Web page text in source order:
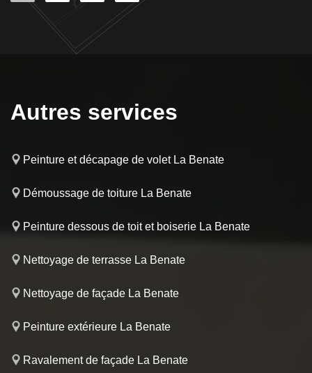
Autres services
Peinture et décapage de volet La Benate
Démoussage de toiture La Benate
Peinture dessous de toit et boiserie La Benate
Nettoyage de terrasse La Benate
Nettoyage de façade La Benate
Peinture extérieure La Benate
Ravalement de façade La Benate